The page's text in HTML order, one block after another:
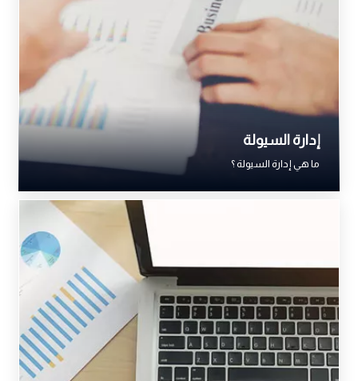
إدارة السيولة
ما هي إدارة السيولة ؟